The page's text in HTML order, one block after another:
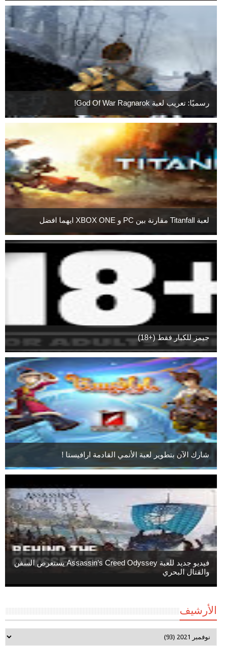
رسميًا: تعريب لعبة God Of War Ragnarok!
لعبة Titanfall مقارنة بين PC و XBOX ONE ايهما افضل
جيمز للكبار فقط (+18)
شارك الآن بتطوير لعبة الأنمي القادمة ارافيستا !
فيديو جديد للعبة Assassin’s Creed Odyssey يستعرض السفن
والقتال البحري
الأرشيف